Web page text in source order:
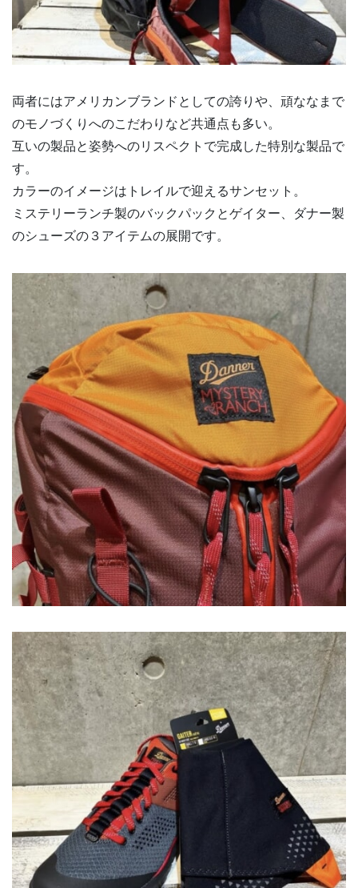
両者にはアメリカンブランドとしての誇りや、頑ななまで
のモノづくりへのこだわりなど共通点も多い。
互いの製品と姿勢へのリスペクトで完成した特別な製品で
す。
カラーのイメージはトレイルで迎えるサンセット。
ミステリーランチ製のバックパックとゲイター、ダナー製
のシューズの３アイテムの展開です。